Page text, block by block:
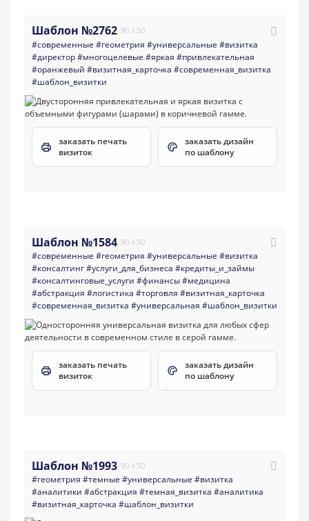
Шаблон №2762 90 x 50
#современные #геометрия #универсальные #визитка
#директор#многоцелевые #яркая #привлекательная
#оранжевый #визитная_карточка #современная_визитка
#шаблон_визитки
заказать печать
визиток
заказать дизайн
по шаблону
Шаблон №1584 90 x 50
#современные #геометрия #универсальные #визитка
#консалтинг#услуги_для_бизнеса #кредиты_и_займы
#консалтинговые_услуги #финансы#медицина
#абстракция #логистика #торговля #визитная_карточка
#современная_визитка #универсальная #шаблон_визитки
заказать печать
визиток
заказать дизайн
по шаблону
Шаблон №1993 90 x 50
#геометрия #темные #универсальные #визитка
#аналитики #абстракция #темная_визитка #аналитика
#визитная_карточка #шаблон_визитки